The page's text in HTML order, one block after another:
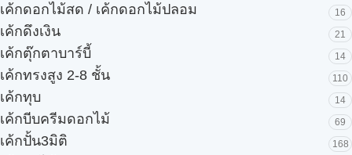
เค้กดอกไม้สด / เค้กดอกไม้ปลอม 16
เค้กดึงเงิน 21
เค้กตุ๊กตาบาร์บี้ 14
เค้กทรงสูง 2-8 ชั้น 110
เค้กทุบ 14
เค้กบีบครีมดอกไม้ 69
เค้กปั้น3มิติ 168